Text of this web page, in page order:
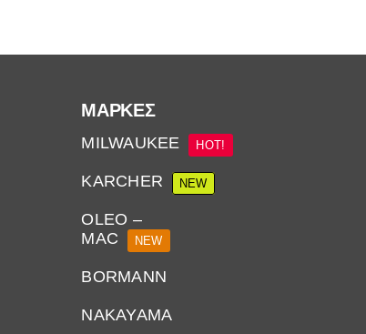
ΜΆΡΚΕΣ
MILWAUKEE HOT!
KARCHER NEW
OLEO –
MAC
NEW
BORMANN
NAKAYAMA